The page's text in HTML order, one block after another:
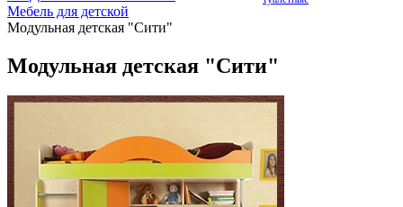
Мебель для детской
Модульная детская "Сити"
Модульная детская "Сити"